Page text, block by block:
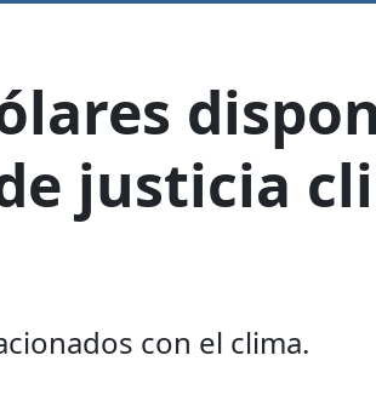
justicia
con el clima.